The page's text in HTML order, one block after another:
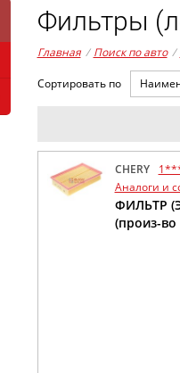
Фильтры
Главная / Поиск по авто /
Сортировать по
CHERY
Аналоги и
ФИЛЬТР
(произ-во